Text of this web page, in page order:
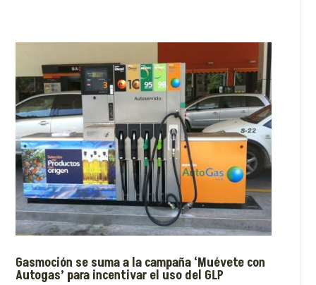
Gasmoción se suma a la campaña ‘Muévete con
Autogas’ para incentivar el uso del GLP